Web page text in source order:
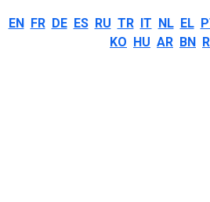
EN FR DE ES RU TR IT NL EL
KO HU AR BN